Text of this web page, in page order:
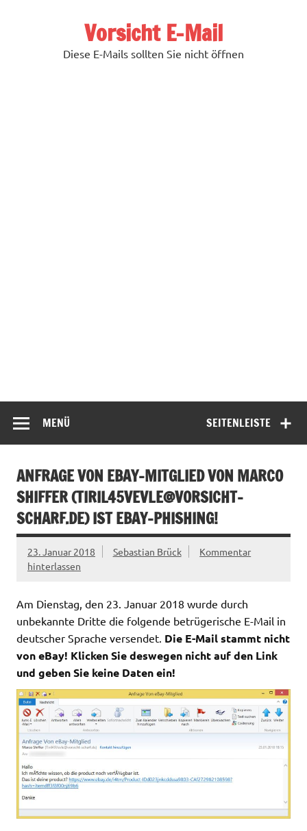
Vorsicht E-Mail
Diese E-Mails sollten Sie nicht öffnen
SEITENLEISTE
MENÜ
ANFRAGE VON EBAY-MITGLIED VON MARCO
SHIFFER (TIRIL45VEVLE@VORSICHT-
SCHARF.DE) IST EBAY-PHISHING!
23. Januar 2018 Sebastian Brück
Kommentar
hinterlassen
Am Dienstag, den 23. Januar 2018 wurde durch
unbekannte Dritte die folgende betrügerische E-Mail in
deutscher Sprache versendet. Die E-Mail stammt nicht
von eBay! Klicken Sie deswegen nicht auf den Link
und geben Sie keine Daten ein!